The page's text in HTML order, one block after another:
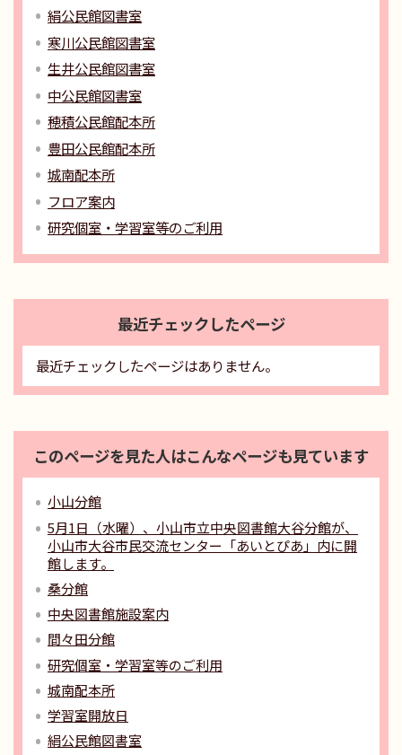
絹公民館図書室
寒川公民館図書室
生井公民館図書室
中公民館図書室
穂積公民館配本所
豊田公民館配本所
城南配本所
フロア案内
研究個室・学習室等のご利用
最近チェックしたページ
最近チェックしたページはありません。
このページを見た人はこんなページも見ています
小山分館
5月1日（水曜）、小山市立中央図書館大谷分館が、
小山市大谷市民交流センター「あいとぴあ」内に開
館します。
桑分館
中央図書館施設案内
間々田分館
研究個室・学習室等のご利用
城南配本所
学習室開放日
絹公民館図書室